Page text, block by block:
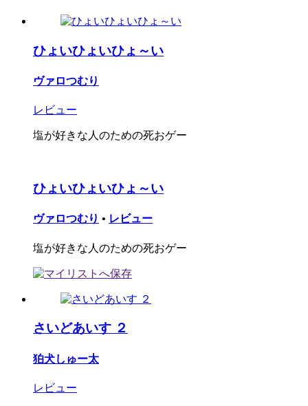
ひょいひょいひょ～い
ヴァロつむり
レビュー
塩が好きな人のための死おゲー
ひょいひょいひょ～い
ヴァロつむり • レビュー
塩が好きな人のための死おゲー
さいどあいす ２
狛犬しゅー太
レビュー